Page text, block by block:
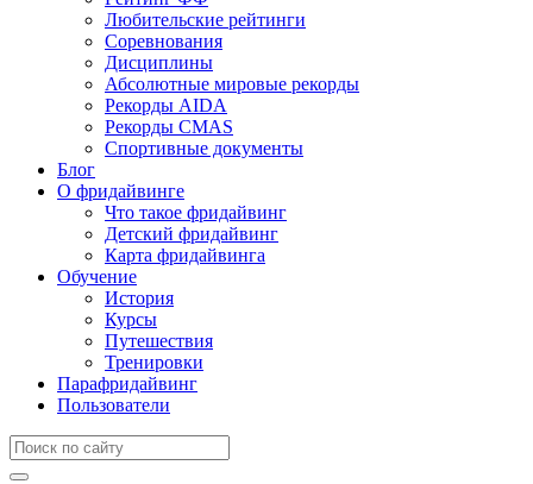
Любительские рейтинги
Соревнования
Дисциплины
Абсолютные мировые рекорды
Рекорды AIDA
Рекорды CMAS
Спортивные документы
Блог
О фридайвинге
Что такое фридайвинг
Детский фридайвинг
Карта фридайвинга
Обучение
История
Курсы
Путешествия
Тренировки
Парафридайвинг
Пользователи